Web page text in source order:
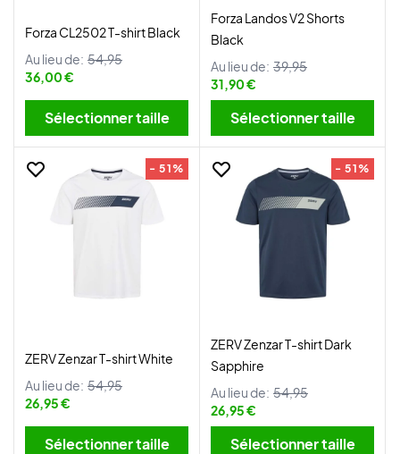
Forza CL2502 T-shirt Black
Au lieu de: 54,95
36,00 €
Sélectionner taille
Forza Landos V2 Shorts
Black
Au lieu de: 39,95
31,90 €
Sélectionner taille
- 51%
ZERV Zenzar T-shirt White
Au lieu de: 54,95
26,95 €
Sélectionner taille
- 51%
ZERV Zenzar T-shirt Dark
Sapphire
Au lieu de: 54,95
26,95 €
Sélectionner taille